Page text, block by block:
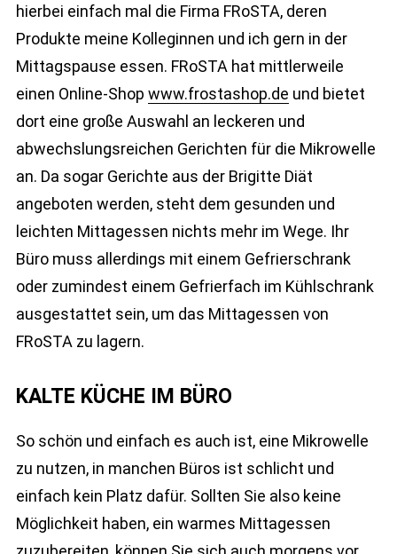
hierbei einfach mal die Firma FRoSTA, deren
Produkte meine Kolleginnen und ich gern in der
Mittagspause essen. FRoSTA hat mittlerweile
einen Online-Shop www.frostashop.de und bietet
dort eine große Auswahl an leckeren und
abwechslungsreichen Gerichten für die Mikrowelle
an. Da sogar Gerichte aus der Brigitte Diät
angeboten werden, steht dem gesunden und
leichten Mittagessen nichts mehr im Wege. Ihr
Büro muss allerdings mit einem Gefrierschrank
oder zumindest einem Gefrierfach im Kühlschrank
ausgestattet sein, um das Mittagessen von
FRoSTA zu lagern.
KALTE KÜCHE IM BÜRO
So schön und einfach es auch ist, eine Mikrowelle
zu nutzen, in manchen Büros ist schlicht und
einfach kein Platz dafür. Sollten Sie also keine
Möglichkeit haben, ein warmes Mittagessen